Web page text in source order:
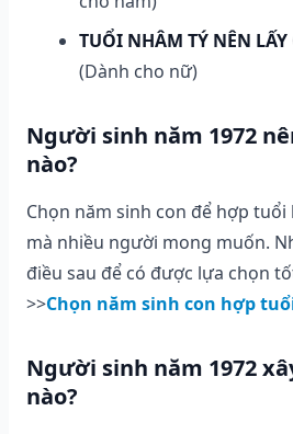
TUỔI NHÂM TÝ NÊN
(Dành cho nữ)
Người sinh năm 1972
nào?
Chọn năm sinh con để hợp tuổi
mà nhiều người mong muốn.
điều sau để có được lựa chọn
>>Chọn năm sinh con hợp
Người sinh năm 1972
nào?